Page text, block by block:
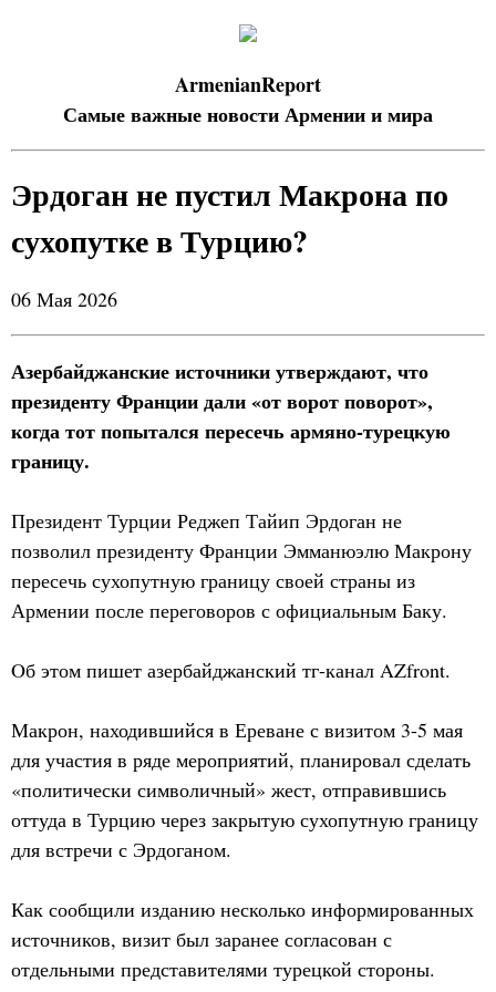
ArmenianReport
Самые важные новости Армении и мира
Эрдоган не пустил Макрона по
сухопутке в Турцию?
06 Мая 2026
Азербайджанские источники утверждают, что
президенту Франции дали «от ворот поворот»,
когда тот попытался пересечь армяно-турецкую
границу.
Президент Турции Реджеп Тайип Эрдоган не
позволил президенту Франции Эмманюэлю Макрону
пересечь сухопутную границу своей страны из
Армении после переговоров с официальным Баку.
Oб этом пишет азербайджанский тг-канал AZfront.
Макрон, находившийся в Ереване с визитом 3-5 мая
для участия в ряде мероприятий, планировал сделать
«политически символичный» жест, отправившись
оттуда в Турцию через закрытую сухопутную границу
для встречи с Эрдоганом.
Как сообщили изданию несколько информированных
источников, визит был заранее согласован с
отдельными представителями турецкой стороны.